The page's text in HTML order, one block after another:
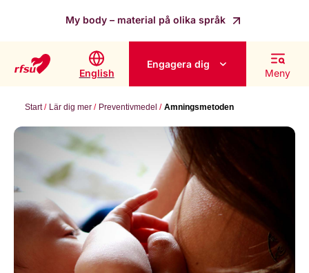
My body – material på olika språk
English
Engagera dig
Meny
Start Lär dig mer Preventivmedel Amningsmetoden